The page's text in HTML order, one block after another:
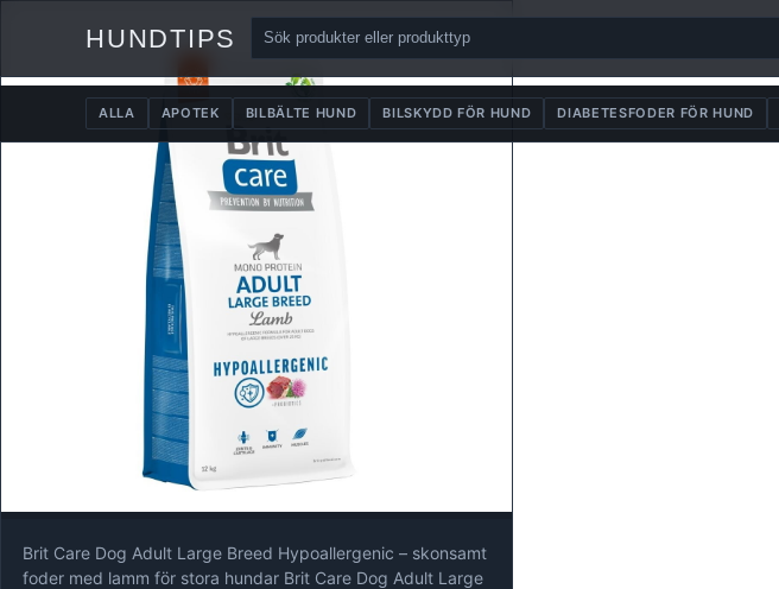
HUNDTIPS
ALLA APOTEK BILBÄLTE HUND BILSKYDD FÖR HUND DIABETESFODER FÖR HUND
Brit Care Dog Adult Large Breed Hypoallergenic – skonsamt
foder med lamm för stora hundar Brit Care Dog Adult Large